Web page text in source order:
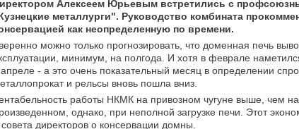
Алексеем Юрьевым встретились с
металлурги". Руководство комбината
как неопределенную по времени.
можно только прогнозировать, что доменная печь
минимум, на полгода. И хотя в феврале
апреле - а это очень показательный месяц в определении
и рельсы вновь пошла вниз.
работы НКМК на привозном чугуне выше, чем
однако, при неполной загрузке печи. Этот
директоров о консервации домны.